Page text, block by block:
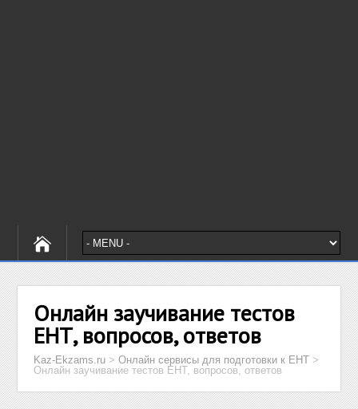
Онлайн заучивание тестов
ЕНТ, вопросов, ответов
Kaz-Ekzams.ru >Онлайн сервисы для подготовки к ЕНТ >
Онлайн заучивание тестов ЕНТ, вопросов, ответов